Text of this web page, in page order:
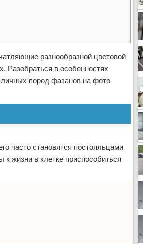
разнообразной цветовой
Разобраться в особенностях
пород фазанов на фото
часто становятся постояльцами
жизни в клетке приспособиться